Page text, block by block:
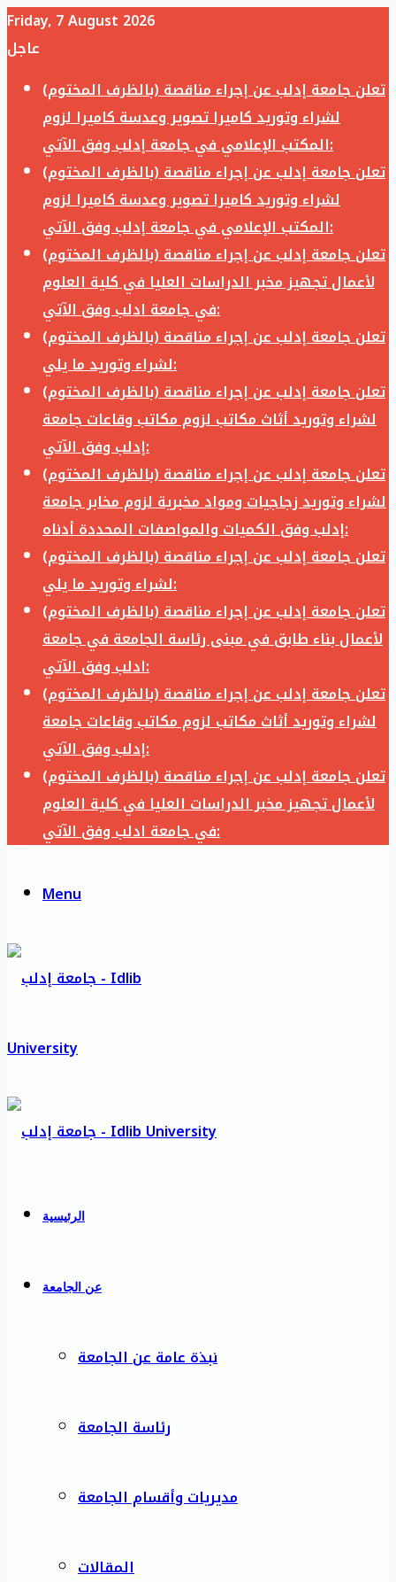
Friday, 7 August 2026
عاجل
تعلن جامعة إدلب عن إجراء مناقصة (بالظرف المختوم)
لشراء وتوريد كاميرا تصوير وعدسة كاميرا لزوم
المكتب الإعلامي في جامعة إدلب وفق الآتي:
تعلن جامعة إدلب عن إجراء مناقصة (بالظرف المختوم)
لشراء وتوريد كاميرا تصوير وعدسة كاميرا لزوم
المكتب الإعلامي في جامعة إدلب وفق الآتي:
تعلن جامعة إدلب عن إجراء مناقصة (بالظرف المختوم)
لأعمال تجهيز مخبر الدراسات العليا في كلية العلوم
في جامعة ادلب وفق الآتي:
تعلن جامعة إدلب عن إجراء مناقصة (بالظرف المختوم)
لشراء وتوريد ما يلي:
تعلن جامعة إدلب عن إجراء مناقصة (بالظرف المختوم)
لشراء وتوريد أثاث مكاتب لزوم مكاتب وقاعات جامعة
إدلب وفق الآتي:
تعلن جامعة إدلب عن إجراء مناقصة (بالظرف المختوم)
لشراء وتوريد زجاجيات ومواد مخبرية لزوم مخابر جامعة
إدلب وفق الكميات والمواصفات المحددة أدناه:
تعلن جامعة إدلب عن إجراء مناقصة (بالظرف المختوم)
لشراء وتوريد ما يلي:
تعلن جامعة إدلب عن إجراء مناقصة (بالظرف المختوم)
لأعمال بناء طابق في مبنى رئاسة الجامعة في جامعة
ادلب وفق الآتي:
تعلن جامعة إدلب عن إجراء مناقصة (بالظرف المختوم)
لشراء وتوريد أثاث مكاتب لزوم مكاتب وقاعات جامعة
إدلب وفق الآتي:
تعلن جامعة إدلب عن إجراء مناقصة (بالظرف المختوم)
لأعمال تجهيز مخبر الدراسات العليا في كلية العلوم
في جامعة ادلب وفق الآتي:
Menu
الرئيسية
عن الجامعة
نبذة عامة عن الجامعة
رئاسة الجامعة
مديريات وأقسام الجامعة
المقالات